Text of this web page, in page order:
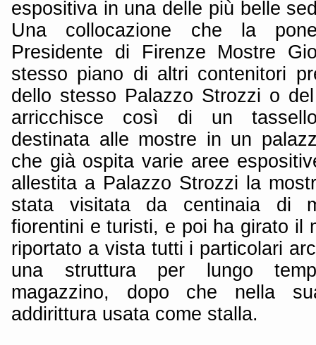
espositiva in una delle più belle
Una collocazione che la
Presidente di Firenze Mostre
stesso piano di altri contenitori
dello stesso Palazzo Strozzi o
arricchisce così di un
destinata alle mostre in un
che già ospita varie aree
allestita a Palazzo Strozzi la
stata visitata da centinaia di
fiorentini e turisti, e poi ha girato il
riportato a vista tutti i particolari
una struttura per lungo
magazzino, dopo che nella
addirittura usata come stalla.